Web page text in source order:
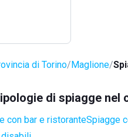
di Torino Maglione
di spiagge nel
con bar e ristoranteSpiagge